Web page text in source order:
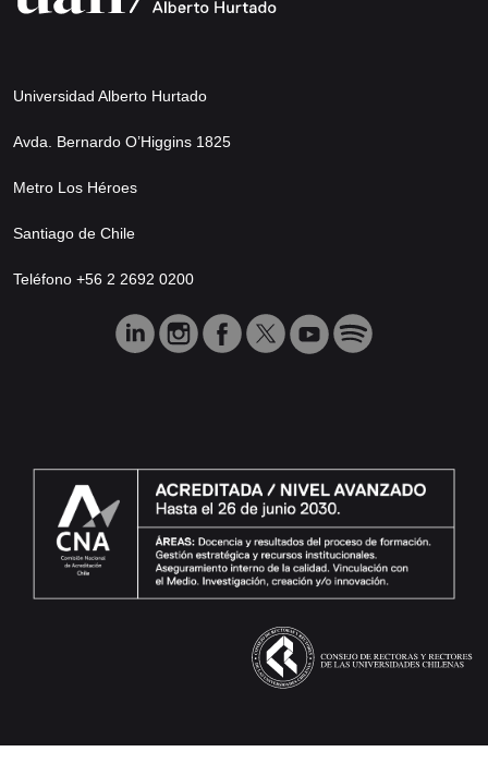
Universidad Alberto Hurtado
Avda. Bernardo O’Higgins 1825
Metro Los Héroes
Santiago de Chile
Teléfono +56 2 2692 0200